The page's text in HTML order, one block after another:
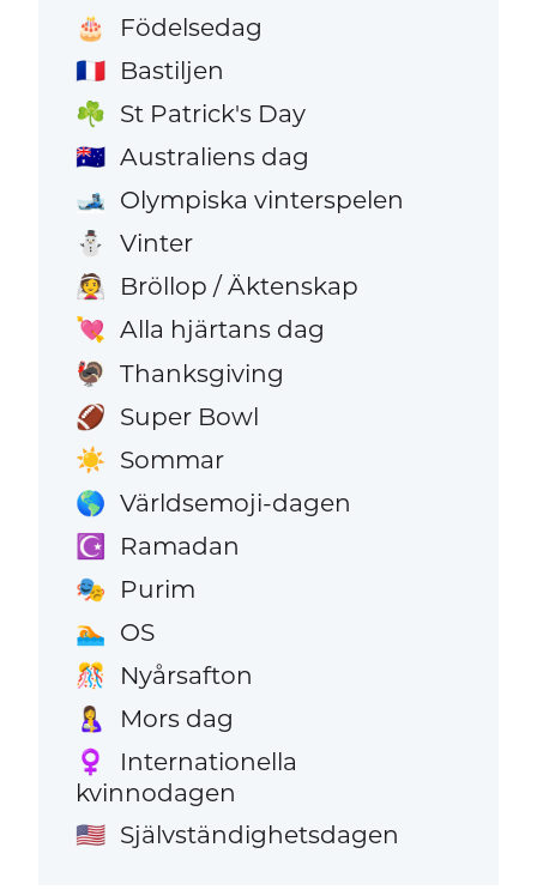
🎂 Födelsedag
🇫🇷 Bastiljen
☘️ St Patrick's Day
🇦🇺 Australiens dag
🎿 Olympiska vinterspelen
⛄ Vinter
👰 Bröllop / Äktenskap
💘 Alla hjärtans dag
🦃 Thanksgiving
🏈 Super Bowl
☀️ Sommar
🌎 Världsemoji-dagen
☪️ Ramadan
🎭 Purim
🏊 OS
🎊 Nyårsafton
🤱 Mors dag
♀️
Internationella
kvinnodagen
🇺🇸 Självständighetsdagen